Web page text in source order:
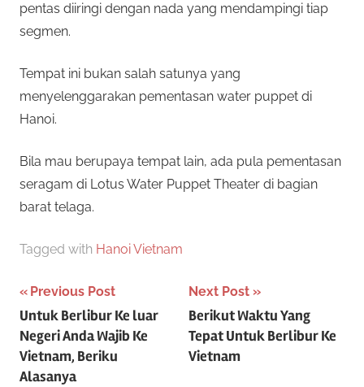
pentas diiringi dengan nada yang mendampingi tiap
segmen.
Tempat ini bukan salah satunya yang
menyelenggarakan pementasan water puppet di
Hanoi.
Bila mau berupaya tempat lain, ada pula pementasan
seragam di Lotus Water Puppet Theater di bagian
barat telaga.
Tagged with Hanoi Vietnam
P
o
s
Previous Post
Untuk Berlibur Ke luar
Negeri Anda Wajib Ke
Vietnam, Beriku
Alasanya
Next Post
Berikut Waktu Yang
Tepat Untuk Berlibur Ke
Vietnam